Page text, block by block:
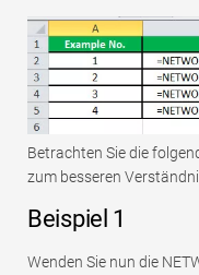
Betrachten Sie die
zum besseren
Beispiel 1
Wenden Sie nun die